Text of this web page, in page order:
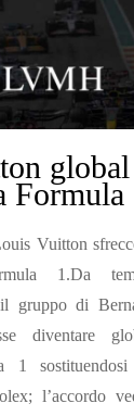
global
Formula
Vuitton
1.Da
gruppo di
diventare
1
l’accordo